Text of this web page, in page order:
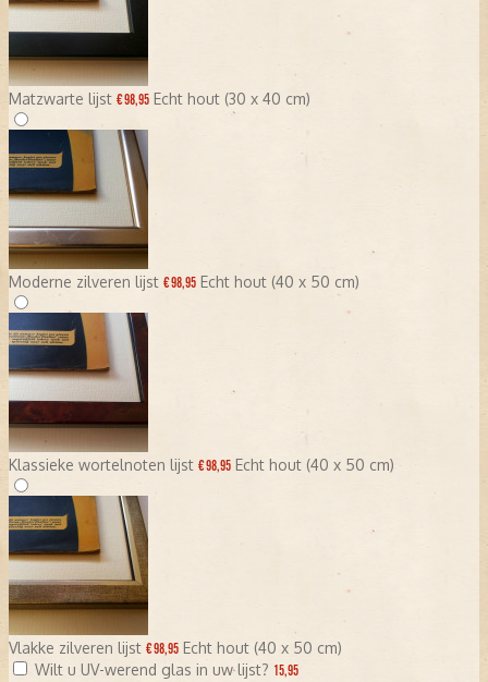
Matzwarte lijst € 98,95 Echt hout (30 x 40 cm)
Moderne zilveren lijst € 98,95 Echt hout (40 x 50 cm)
Klassieke wortelnoten lijst € 98,95 Echt hout (40 x 50 cm)
Vlakke zilveren lijst € 98,95 Echt hout (40 x 50 cm)
Wilt u UV-werend glas in uw lijst? 15,95